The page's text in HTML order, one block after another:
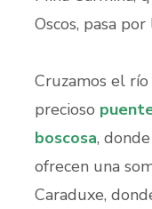
Oscos, pasa
Cruzamos el
precioso
boscosa,
ofrecen una
Caraduxe,